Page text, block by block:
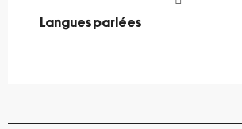
Langues parlées
Langues parlées